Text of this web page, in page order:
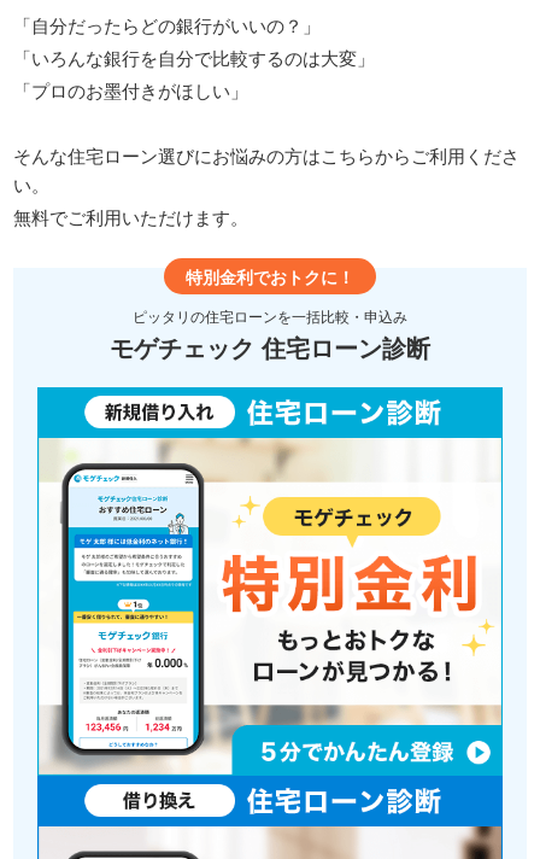
「自分だったらどの銀行がいいの？」
「いろんな銀行を自分で比較するのは大変」
「プロのお墨付きがほしい」
そんな住宅ローン選びにお悩みの方はこちらからご利用くださ
い。
無料でご利用いただけます。
特別金利でおトクに！
ピッタリの住宅ローンを一括比較・申込み
モゲチェック 住宅ローン診断